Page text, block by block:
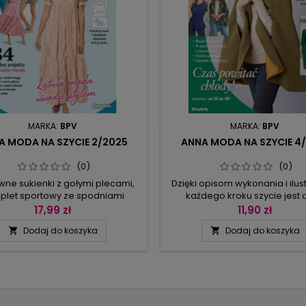
MARKA: BPV
MODA NA SZYCIE 2/2025
(0)
sukienki z gołymi plecami,
sportowy ze spodniami
bluzka zapinana na guziki,
plażowy biustonosz, szorty i
17,99 zł
 Dodaj do koszyka
MARKA: BPV
ANNA MODA NA SZYCIE
(0)
Dzięki opisom wykonania i
każdego kroku szycie jest
przyjemniejsze, a. zdjęcia z
eksperymentów. Taka np.
11,90 zł
 Dodaj do koszyka